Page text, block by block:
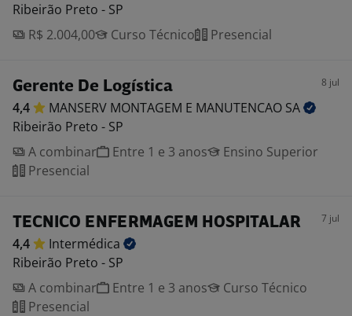
Ribeirão Preto - SP
R$ 2.004,00
Curso Técnico Presencial
Gerente De Logística 8 jul
4,4 MANSERV MONTAGEM E MANUTENCAO SA
Ribeirão Preto - SP
A combinar
Entre 1 e 3 anos
Ensino Superior
Presencial
TECNICO ENFERMAGEM HOSPITALAR 7 jul
4,4
Intermédica
Ribeirão Preto - SP
A combinar
Entre 1 e 3 anos
Curso Técnico
Presencial